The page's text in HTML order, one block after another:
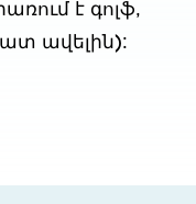
է գոլֆ,
ավելին):